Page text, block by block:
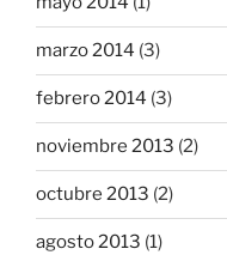
marzo 2014 (3)
febrero 2014 (3)
noviembre 2013 (2)
octubre 2013 (2)
agosto 2013 (1)